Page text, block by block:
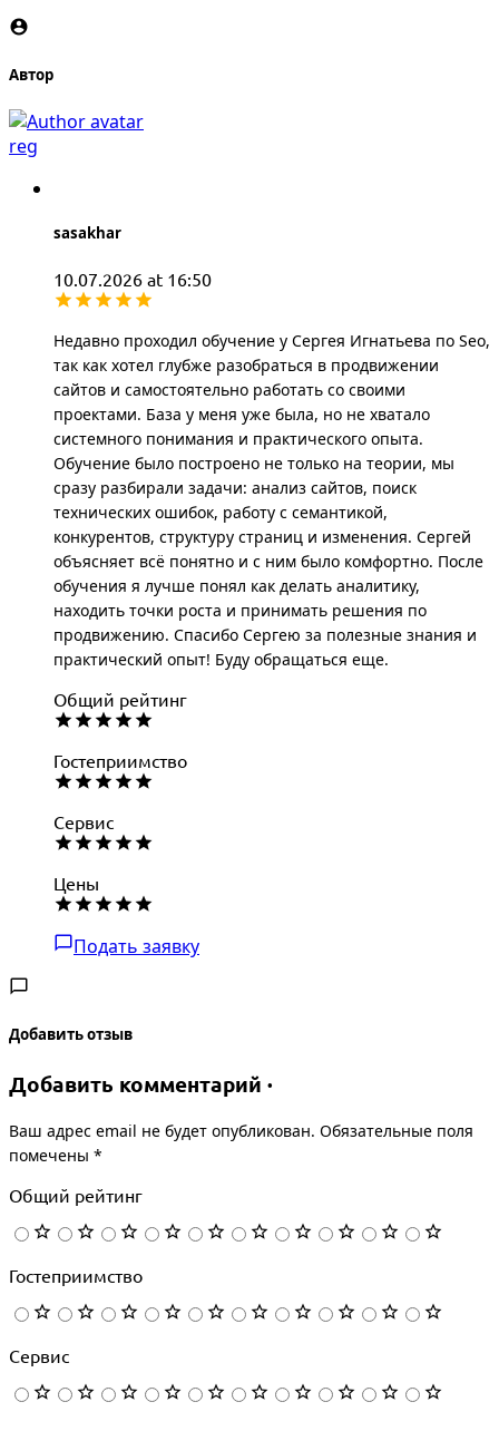
Автор
reg
sasakhar
10.07.2026 at 16:50
Недавно проходил обучение у Сергея Игнатьева по Seo,
так как хотел глубже разобраться в продвижении
сайтов и самостоятельно работать со своими
проектами. База у меня уже была, но не хватало
системного понимания и практического опыта.
Обучение было построено не только на теории, мы
сразу разбирали задачи: анализ сайтов, поиск
технических ошибок, работу с семантикой,
конкурентов, структуру страниц и изменения. Сергей
объясняет всё понятно и с ним было комфортно. После
обучения я лучше понял как делать аналитику,
находить точки роста и принимать решения по
продвижению. Спасибо Сергею за полезные знания и
практический опыт! Буду обращаться еще.
Общий рейтинг
Гостеприимство
Сервис
Цены
Подать заявку
Добавить отзыв
Добавить комментарий ·
Ваш адрес email не будет опубликован. Обязательные поля
помечены *
Общий рейтинг
Гостеприимство
Сервис